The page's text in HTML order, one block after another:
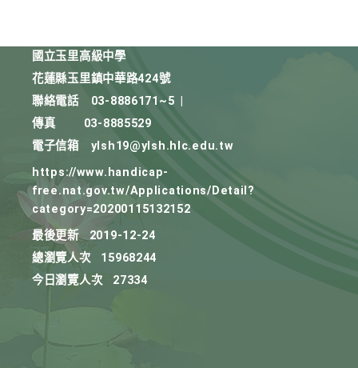
國立玉里高級中學
花蓮縣玉里鎮中華路424號
聯絡電話
03-8886171~5
傳真
03-8885529
電子信箱
ylsh19@ylsh.hlc.edu.tw
https://www.handicap-
free.nat.gov.tw/Applications/Detail?
category=20200115132152
最後更新
2019-12-24
總瀏覽人次
15968244
今日瀏覽人次
27334